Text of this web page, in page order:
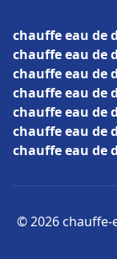
chauffe eau de
chauffe eau de
chauffe eau de
chauffe eau de
chauffe eau de
chauffe eau de
chauffe eau de
© 2026 chauffe-